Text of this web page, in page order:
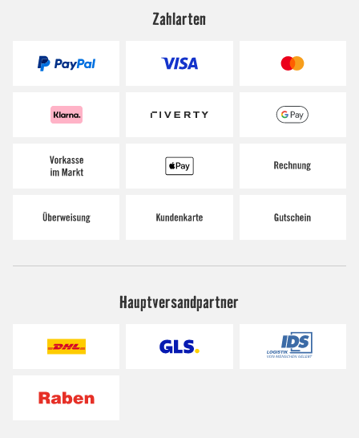
Zahlarten
Hauptversandpartner